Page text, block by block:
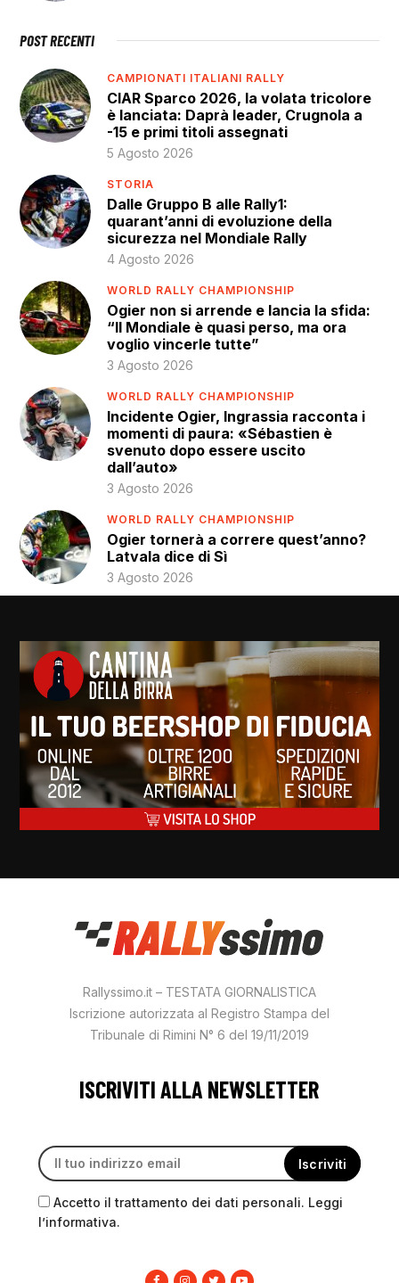
POST RECENTI
CAMPIONATI ITALIANI RALLY
CIAR Sparco 2026, la volata tricolore
è lanciata: Daprà leader, Crugnola a
-15 e primi titoli assegnati
5 Agosto 2026
STORIA
Dalle Gruppo B alle Rally1:
quarant’anni di evoluzione della
sicurezza nel Mondiale Rally
4 Agosto 2026
WORLD RALLY CHAMPIONSHIP
Ogier non si arrende e lancia la sfida:
“Il Mondiale è quasi perso, ma ora
voglio vincerle tutte”
3 Agosto 2026
WORLD RALLY CHAMPIONSHIP
Incidente Ogier, Ingrassia racconta i
momenti di paura: «Sébastien è
svenuto dopo essere uscito
dall’auto»
3 Agosto 2026
WORLD RALLY CHAMPIONSHIP
Ogier tornerà a correre quest’anno?
Latvala dice di Sì
3 Agosto 2026
Rallyssimo.it – TESTATA GIORNALISTICA
Iscrizione autorizzata al Registro Stampa del
Tribunale di Rimini N° 6 del 19/11/2019
ISCRIVITI ALLA NEWSLETTER
Accetto il trattamento dei dati personali. Leggi
l’informativa.